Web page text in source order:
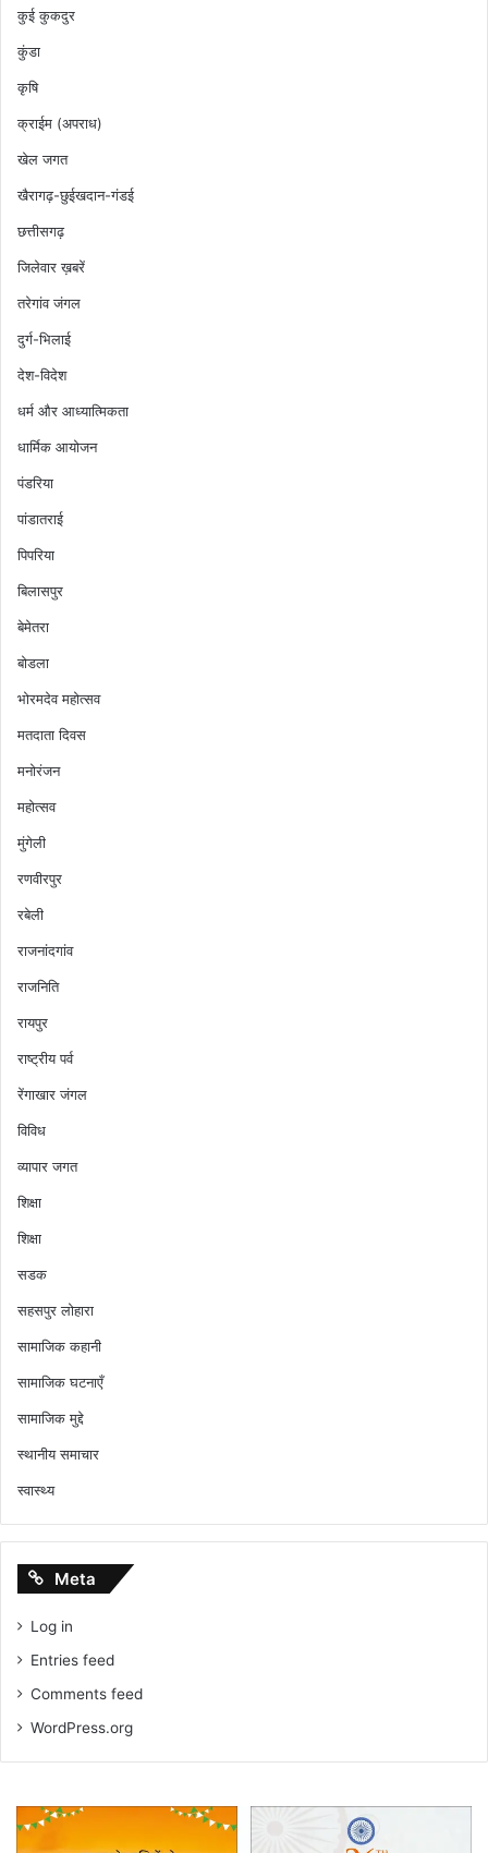
कुई कुकदुर
कुंडा
कृषि
क्राईम (अपराध)
खेल जगत
खैरागढ़-छुईखदान-गंडई
छत्तीसगढ़
जिलेवार ख़बरें
तरेगांव जंगल
दुर्ग-भिलाई
देश-विदेश
धर्म और आध्यात्मिकता
धार्मिक आयोजन
पंडरिया
पांडातराई
पिपरिया
बिलासपुर
बेमेतरा
बोडला
भोरमदेव महोत्सव
मतदाता दिवस
मनोरंजन
महोत्सव
मुंगेली
रणवीरपुर
रबेली
राजनांदगांव
राजनिति
रायपुर
राष्ट्रीय पर्व
रेंगाखार जंगल
विविध
व्यापार जगत
शिक्षा
शिक्षा
सडक
सहसपुर लोहारा
सामाजिक कहानी
सामाजिक घटनाएँ
सामाजिक मुद्दे
स्थानीय समाचार
स्वास्थ्य
Meta
Log in
Entries feed
Comments feed
WordPress.org